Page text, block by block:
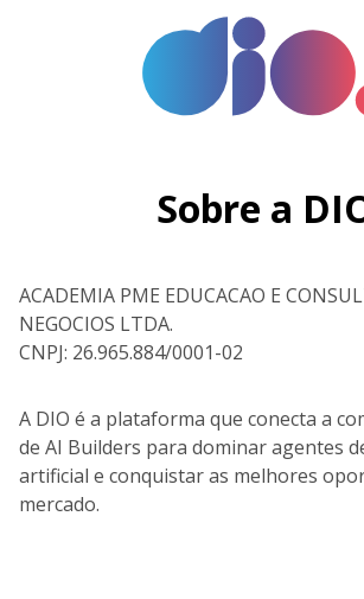
Sobre a
ACADEMIA PME EDUCACAO E
NEGOCIOS LTDA.
CNPJ: 26.965.884/0001-02
A DIO é a plataforma que conecta a
de AI Builders para dominar agentes
artificial e conquistar as melhores
mercado.